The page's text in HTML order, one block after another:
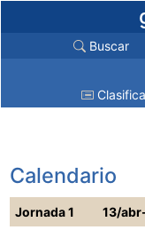
Buscar
Calendario
Jornada 1
13/